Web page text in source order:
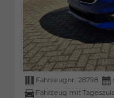
Fahrzeugnr.: 28798
Fahrzeug mit